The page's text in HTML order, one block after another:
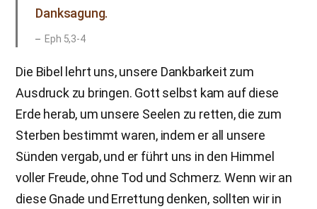
Danksagung.
Eph 5,3-4
Die Bibel lehrt uns, unsere Dankbarkeit zum
Ausdruck zu bringen. Gott selbst kam auf diese
Erde herab, um unsere Seelen zu retten, die zum
Sterben bestimmt waren, indem er all unsere
Sünden vergab, und er führt uns in den Himmel
voller Freude, ohne Tod und Schmerz. Wenn wir an
diese Gnade und Errettung denken, sollten wir in